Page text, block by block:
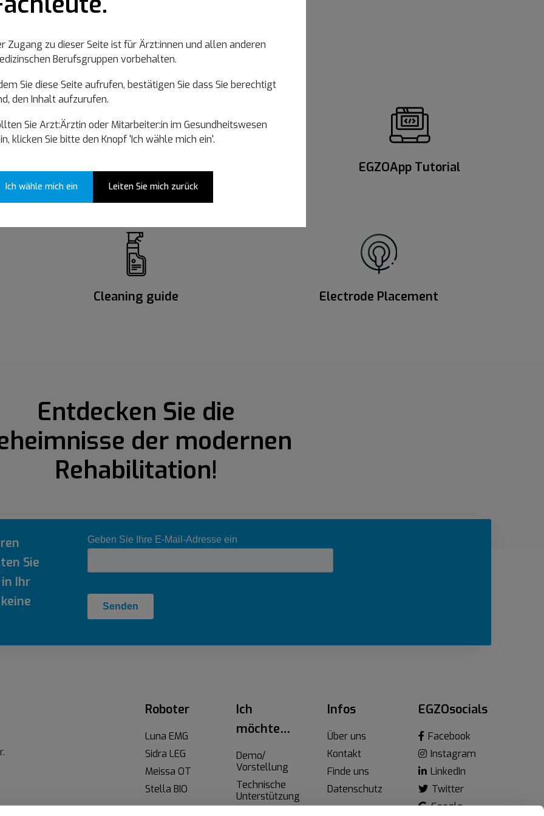
Zugang zu dieser Seite ist für Ärzt:innen und allen anderen
Berufsgruppen vorbehalten.
Sie diese Seite aufrufen, bestätigen Sie dass Sie berechtigt
den Inhalt aufzurufen.
Sie Arzt:Ärztin oder Mitarbeiter:in im Gesundheitswesen
klicken Sie bitte den Knopf 'Ich wähle mich ein'.
Ich wähle mich ein Leiten Sie mich zurück
Wählen Sie eine
Kategorie
for upper limbs Extensions for lower limbs EGZOApp Tutorial
Cleaning guide Electrode Placement
Entdecken Sie die
der modernen
Rehabilitation!
Sie
Ihr
Roboter
Luna EMG
Sidra LEG
Meissa OT
Stella BIO
Ich
möchte…
Demo/
Vorstellung
Technische
Unterstützung
Infos
Über uns
Kontakt
Finde uns
Datenschutz
EGZOsocials
Facebook
Instagram
LinkedIn
Twitter
Google